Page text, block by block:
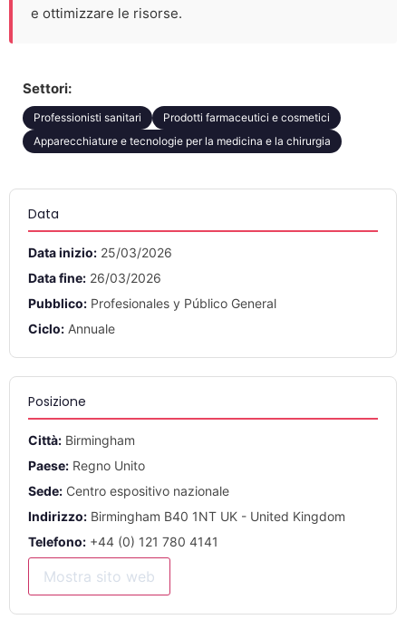
e ottimizzare le risorse.
Settori:
Professionisti sanitari
Prodotti farmaceutici e cosmetici
Apparecchiature e tecnologie per la medicina e la chirurgia
Data
Data inizio: 25/03/2026
Data fine: 26/03/2026
Pubblico: Profesionales y Público General
Ciclo: Annuale
Posizione
Città: Birmingham
Paese: Regno Unito
Sede: Centro espositivo nazionale
Indirizzo: Birmingham B40 1NT UK - United Kingdom
Telefono: +44 (0) 121 780 4141
Mostra sito web